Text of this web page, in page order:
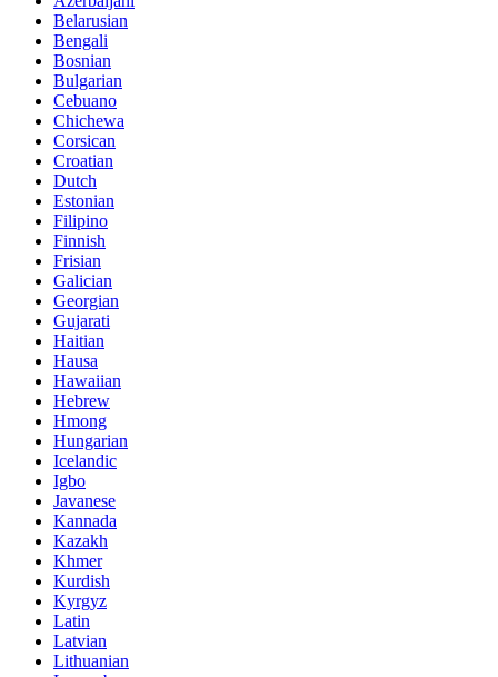
Belarusian
Bengali
Bosnian
Bulgarian
Cebuano
Chichewa
Corsican
Croatian
Dutch
Estonian
Filipino
Finnish
Frisian
Galician
Georgian
Gujarati
Haitian
Hausa
Hawaiian
Hebrew
Hmong
Hungarian
Icelandic
Igbo
Javanese
Kannada
Kazakh
Khmer
Kurdish
Kyrgyz
Latin
Latvian
Lithuanian